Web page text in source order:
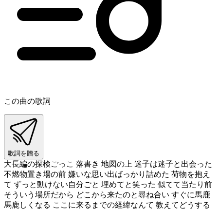
この曲の歌詞
歌詞を贈る
大長編の探検ごっこ 落書き 地図の上 迷子は迷子と出会った
不燃物置き場の前 嫌いな思い出ばっかり詰めた 荷物を抱え
て ずっと動けない自分ごと 埋めてと笑った 似てて当たり前
そういう場所だから どこから来たのと尋ね合い すぐに馬鹿
馬鹿しくなる ここに来るまでの経緯なんて 教えてどうする